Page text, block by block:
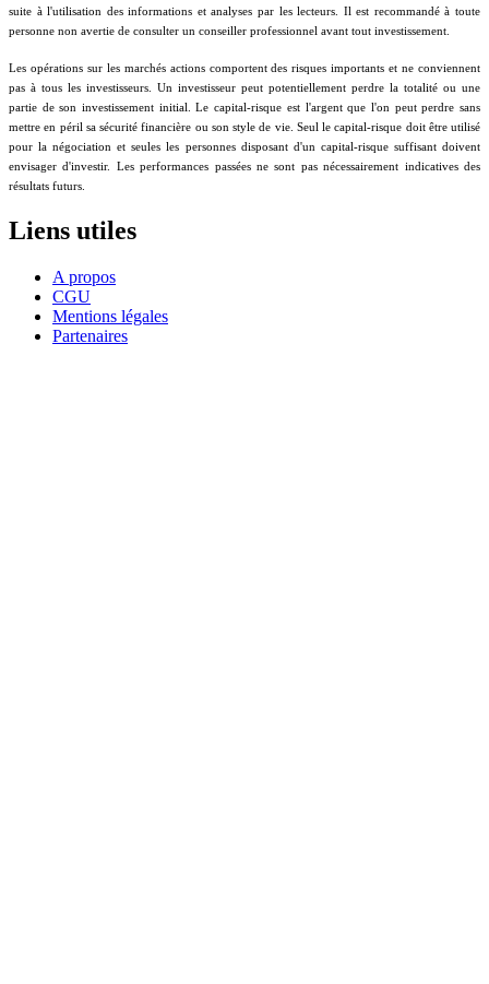
suite à l'utilisation des informations et analyses par les lecteurs. Il est recommandé à toute
personne non avertie de consulter un conseiller professionnel avant tout investissement.
Les opérations sur les marchés actions comportent des risques importants et ne conviennent
pas à tous les investisseurs. Un investisseur peut potentiellement perdre la totalité ou une
partie de son investissement initial. Le capital-risque est l'argent que l'on peut perdre sans
mettre en péril sa sécurité financière ou son style de vie. Seul le capital-risque doit être utilisé
pour la négociation et seules les personnes disposant d'un capital-risque suffisant doivent
envisager d'investir. Les performances passées ne sont pas nécessairement indicatives des
résultats futurs.
Liens utiles
A propos
CGU
Mentions légales
Partenaires